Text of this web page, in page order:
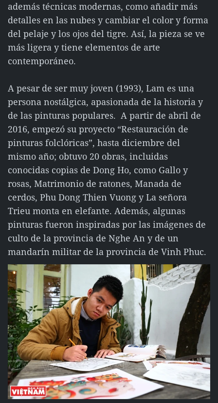
además técnicas modernas, como añadir más
detalles en las nubes y cambiar el color y forma
del pelaje y los ojos del tigre. Así, la pieza se ve
más ligera y tiene elementos de arte
contemporáneo.
A pesar de ser muy joven (1993), Lam es una
persona nostálgica, apasionada de la historia y
de las pinturas populares. A partir de abril de
2016, empezó su proyecto “Restauración de
pinturas folclóricas”, hasta diciembre del
mismo año; obtuvo 20 obras, incluidas
conocidas copias de Dong Ho, como Gallo y
rosas, Matrimonio de ratones, Manada de
cerdos, Phu Dong Thien Vuong y La señora
Trieu monta en elefante. Además, algunas
pinturas fueron inspiradas por las imágenes de
culto de la provincia de Nghe An y de un
mandarín militar de la provincia de Vinh Phuc.